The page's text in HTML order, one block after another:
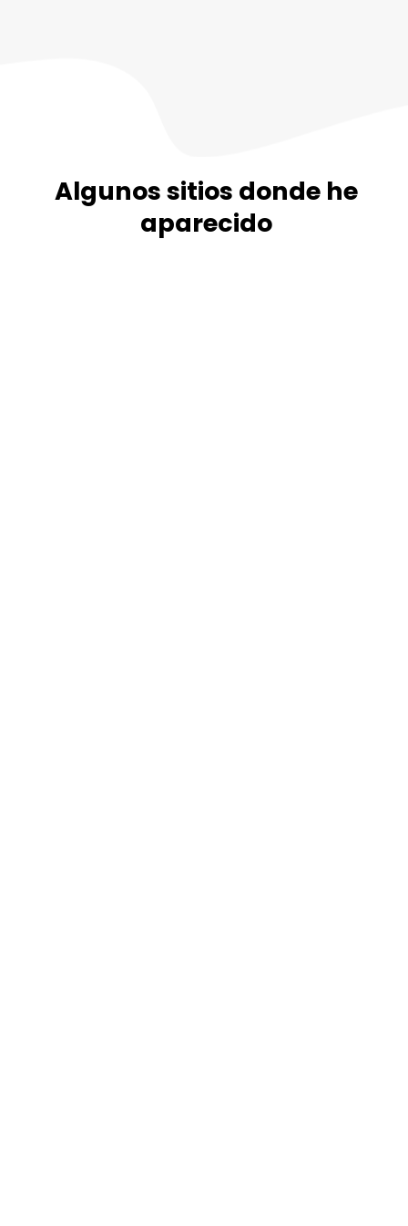
Algunos sitios donde he
aparecido